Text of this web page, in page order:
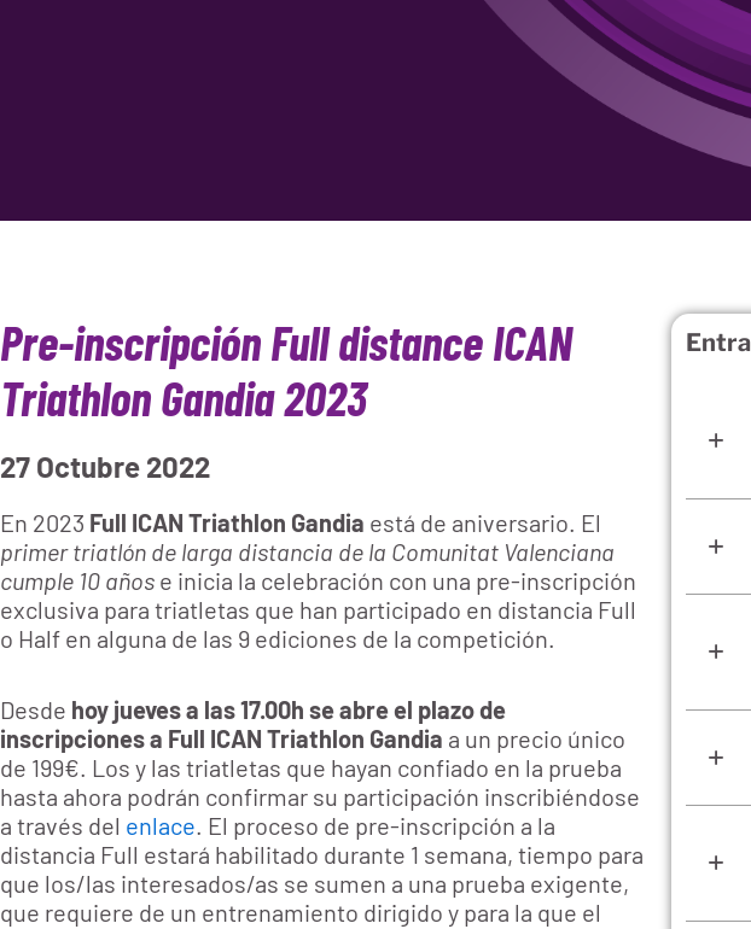
Pre-inscripción Full distance ICAN
Triathlon Gandia 2023
27 Octubre 2022
En 2023 Full ICAN Triathlon Gandia está de aniversario. El
primer triatlón de larga distancia de la Comunitat Valenciana
cumple 10 añose inicia la celebración con una pre-inscripción
exclusiva para triatletas que han participado en distancia Full
o Half en alguna de las 9 ediciones de la competición.
Desde hoy jueves a las 17.00h se abre el plazo de
inscripciones a Full ICAN Triathlon Gandia a un precio único
de 199€. Los y las triatletas que hayan confiado en la prueba
hasta ahora podrán confirmar su participación inscribiéndose
a través del enlace. El proceso de pre-inscripción a la
distancia Full estará habilitado durante 1 semana, tiempo para
que los/las interesados/as se sumen a una prueba exigente,
que requiere de un entrenamiento dirigido y para la que el